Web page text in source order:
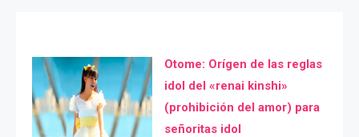
Otome: Orígen de las reglas
idol del «renai kinshi»
(prohibición del amor) para
señoritas idol